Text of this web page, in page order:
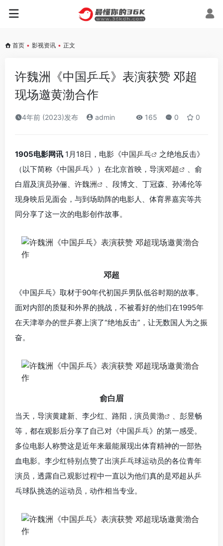
首页 • 影视资讯 • 正文
许魏洲《中国乒乓》表演获赞 邓超
现场邀黄渤合作
4年前 (2023)发布 admin 165 0 0
1905电影网讯 1月18日，电影《中国乒乓
之绝地反击》
（以下简称《中国乒乓》）在北京首映，导演邓超
、俞
白眉及演员孙俪、 许魏洲
、段博文、丁冠森、孙浠伦等
现身映后见面会，与到场助阵的电影人、体育界嘉宾等共
同分享了这一次的电影创作故事。
邓超
《中国乒乓》取材于90年代初国乒男队低谷时期的故事。
面对内部的质疑和外界的挑战，不被看好的他们在1995年
在天津举办的世乒赛上演了“绝地反击”，让无数国人为之振
奋。
俞白眉
当天，导演黄建新、李少红、路阳，演员黄渤
、彭昱畅
等，都在观影后分享了自己对《中国乒乓》的第一感受。
多位电影人称赞这是近年来最能展现出体育精神的一部热
血电影。李少红特别点赞了出演乒乓球运动员的各位青年
演员，透露自己观影过程中一直以为他们真的是邓超从乒
乓球队挑选的运动员，动作相当专业。